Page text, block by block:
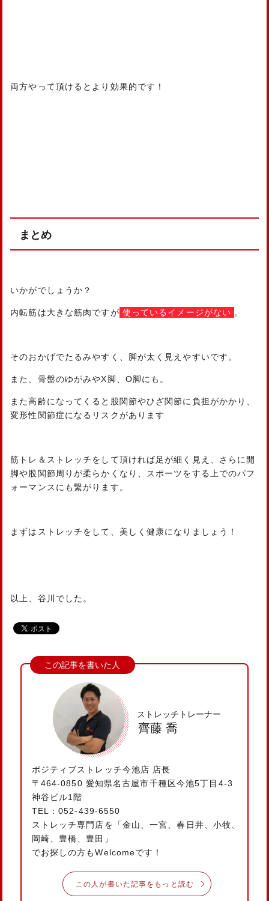
両方やって頂けるとより効果的です！
まとめ
いかがでしょうか？
内転筋は大きな筋肉ですが 使っているイメージがない 。
そのおかげでたるみやすく、脚が太く見えやすいです。
また、骨盤のゆがみやX脚、О脚にも。
また高齢になってくると股関節やひざ関節に負担がかかり、
変形性関節症になるリスクがあります
筋トレ＆ストレッチをして頂ければ足が細く見え、さらに開
脚や股関節周りが柔らかくなり、スポーツをする上でのパフ
ォーマンスにも繋がります。
まずはストレッチをして、美しく健康になりましょう！
以上、谷川でした。
ストレッチトレーナー
齊藤 喬
ポジティブストレッチ今池店 店長
〒464-0850 愛知県名古屋市千種区今池5丁目4-3
神谷ビル1階
TEL：052-439-6550
ストレッチ専門店を「金山、一宮、春日井、小牧、
岡崎、豊橋、豊田」
でお探しの方もWelcomeです！
この人が書いた記事をもっと読む